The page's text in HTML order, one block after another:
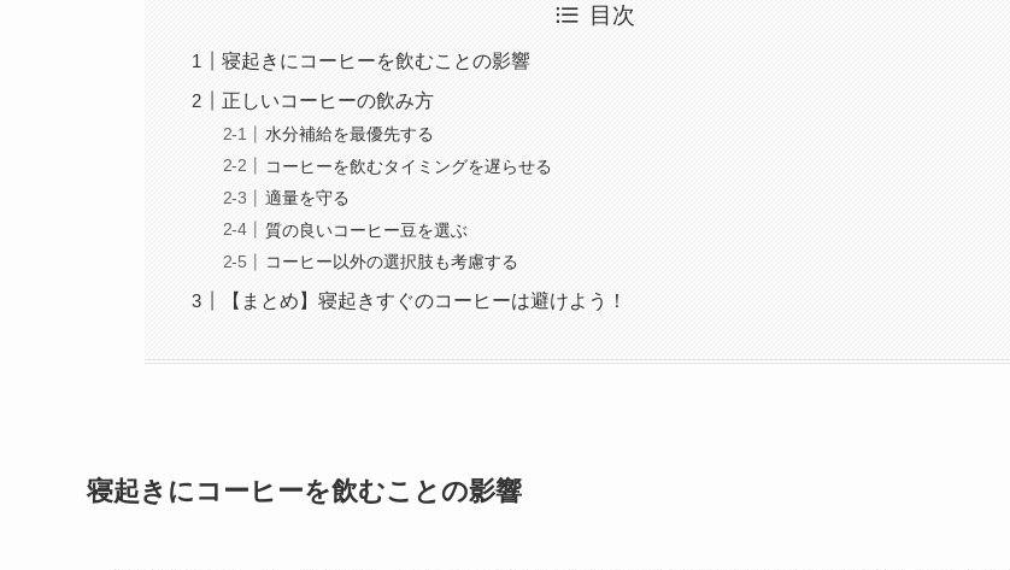
目次
寝起きにコーヒーを飲むことの影響
正しいコーヒーの飲み方
水分補給を最優先する
コーヒーを飲むタイミングを遅らせる
適量を守る
質の良いコーヒー豆を選ぶ
コーヒー以外の選択肢も考慮する
【まとめ】寝起きすぐのコーヒーは避けよう！
寝起きにコーヒーを飲むことの影響